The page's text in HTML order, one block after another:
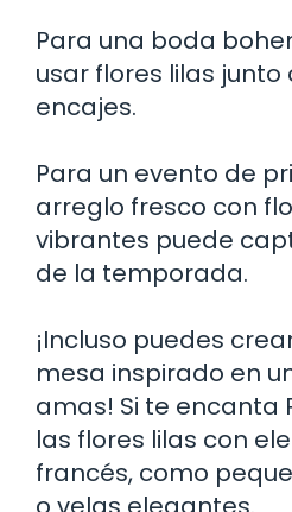
Para una boda
usar flores lilas
encajes.
Para un evento de
arreglo fresco con
vibrantes puede
de la temporada.
¡Incluso puedes
mesa inspirado en
amas! Si te encanta
las flores lilas con
francés, como